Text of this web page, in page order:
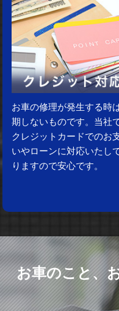
お車の修理が発生する時
期しないものです。当社
クレジットカードでのお
いやローンに対応いたし
りますので安心です。
お車のこと、